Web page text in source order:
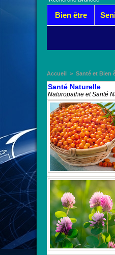
Bien être
Accueil > Santé et Bien
Santé Naturelle
Naturopathie et Santé